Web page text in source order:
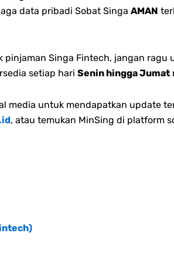
data pribadi Sobat Singa AMAN
Singa Fintech, jangan
setiap hari Senin hingga Jumat
media untuk mendapatkan update
, atau temukan MinSing di platform